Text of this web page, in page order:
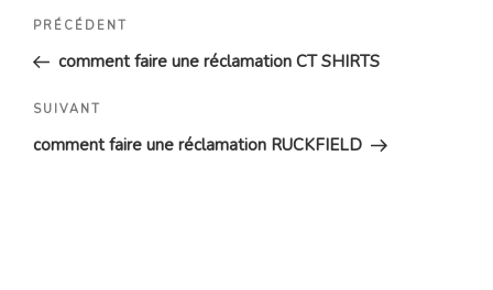
Navigation
l’article
Article
précédent
PRÉCÉDENT
comment faire une réclamation CT SHIRTS
Article
suivant
SUIVANT
comment faire une réclamation RUCKFIELD